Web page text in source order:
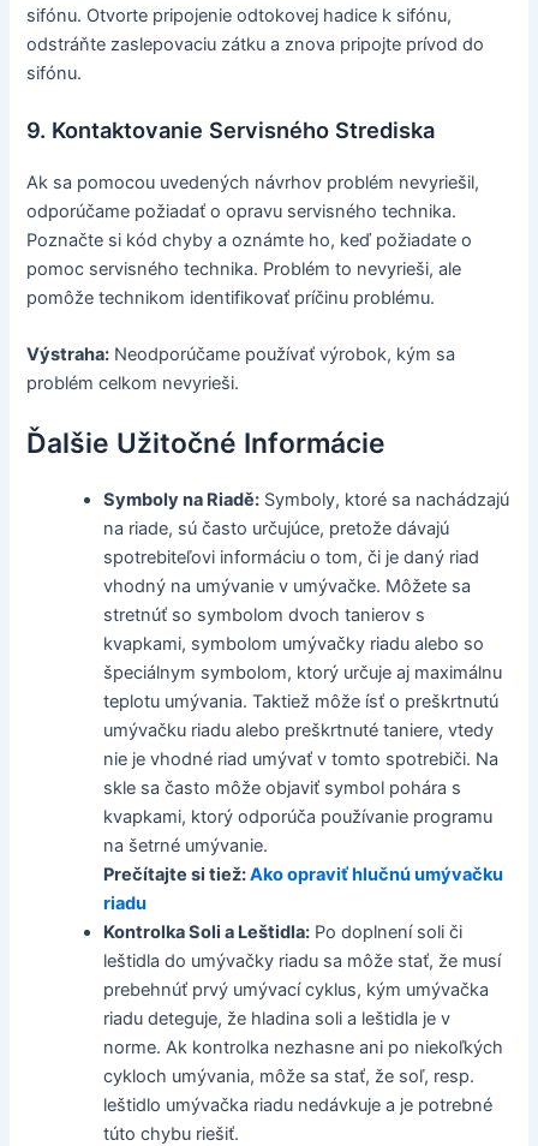
sifónu. Otvorte pripojenie odtokovej hadice k sifónu,
odstráňte zaslepovaciu zátku a znova pripojte prívod do
sifónu.
9. Kontaktovanie Servisného Strediska
Ak sa pomocou uvedených návrhov problém nevyriešil,
odporúčame požiadať o opravu servisného technika.
Poznačte si kód chyby a oznámte ho, keď požiadate o
pomoc servisného technika. Problém to nevyrieši, ale
pomôže technikom identifikovať príčinu problému.
Výstraha: Neodporúčame používať výrobok, kým sa
problém celkom nevyrieši.
Ďalšie Užitočné Informácie
Symboly na Riadě: Symboly, ktoré sa nachádzajú
na riade, sú často určujúce, pretože dávajú
spotrebiteľovi informáciu o tom, či je daný riad
vhodný na umývanie v umývačke. Môžete sa
stretnúť so symbolom dvoch tanierov s
kvapkami, symbolom umývačky riadu alebo so
špeciálnym symbolom, ktorý určuje aj maximálnu
teplotu umývania. Taktiež môže ísť o preškrtnutú
umývačku riadu alebo preškrtnuté taniere, vtedy
nie je vhodné riad umývať v tomto spotrebiči. Na
skle sa často môže objaviť symbol pohára s
kvapkami, ktorý odporúča používanie programu
na šetrné umývanie.
Prečítajte si tiež:Ako opraviť hlučnú umývačku
riadu
Kontrolka Soli a Leštidla: Po doplnení soli či
leštidla do umývačky riadu sa môže stať, že musí
prebehnúť prvý umývací cyklus, kým umývačka
riadu deteguje, že hladina soli a leštidla je v
norme. Ak kontrolka nezhasne ani po niekoľkých
cykloch umývania, môže sa stať, že soľ, resp.
leštidlo umývačka riadu nedávkuje a je potrebné
túto chybu riešiť.